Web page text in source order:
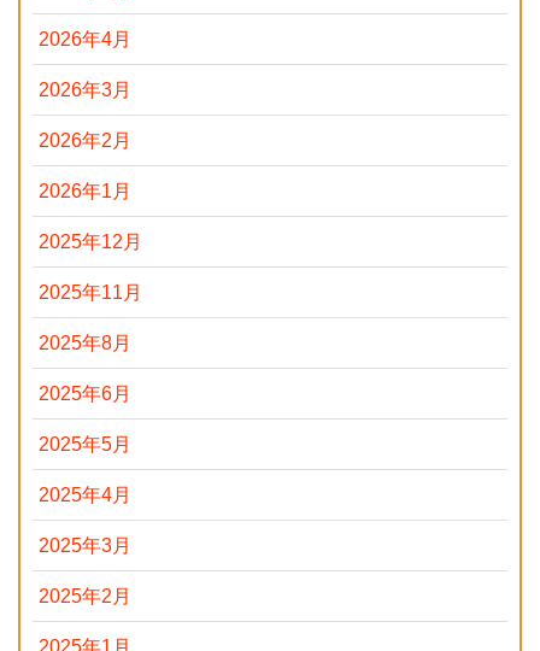
2026年4月
2026年3月
2026年2月
2026年1月
2025年12月
2025年11月
2025年8月
2025年6月
2025年5月
2025年4月
2025年3月
2025年2月
2025年1月